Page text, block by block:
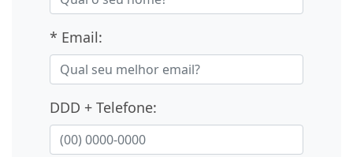
* Email:
DDD + Telefone: